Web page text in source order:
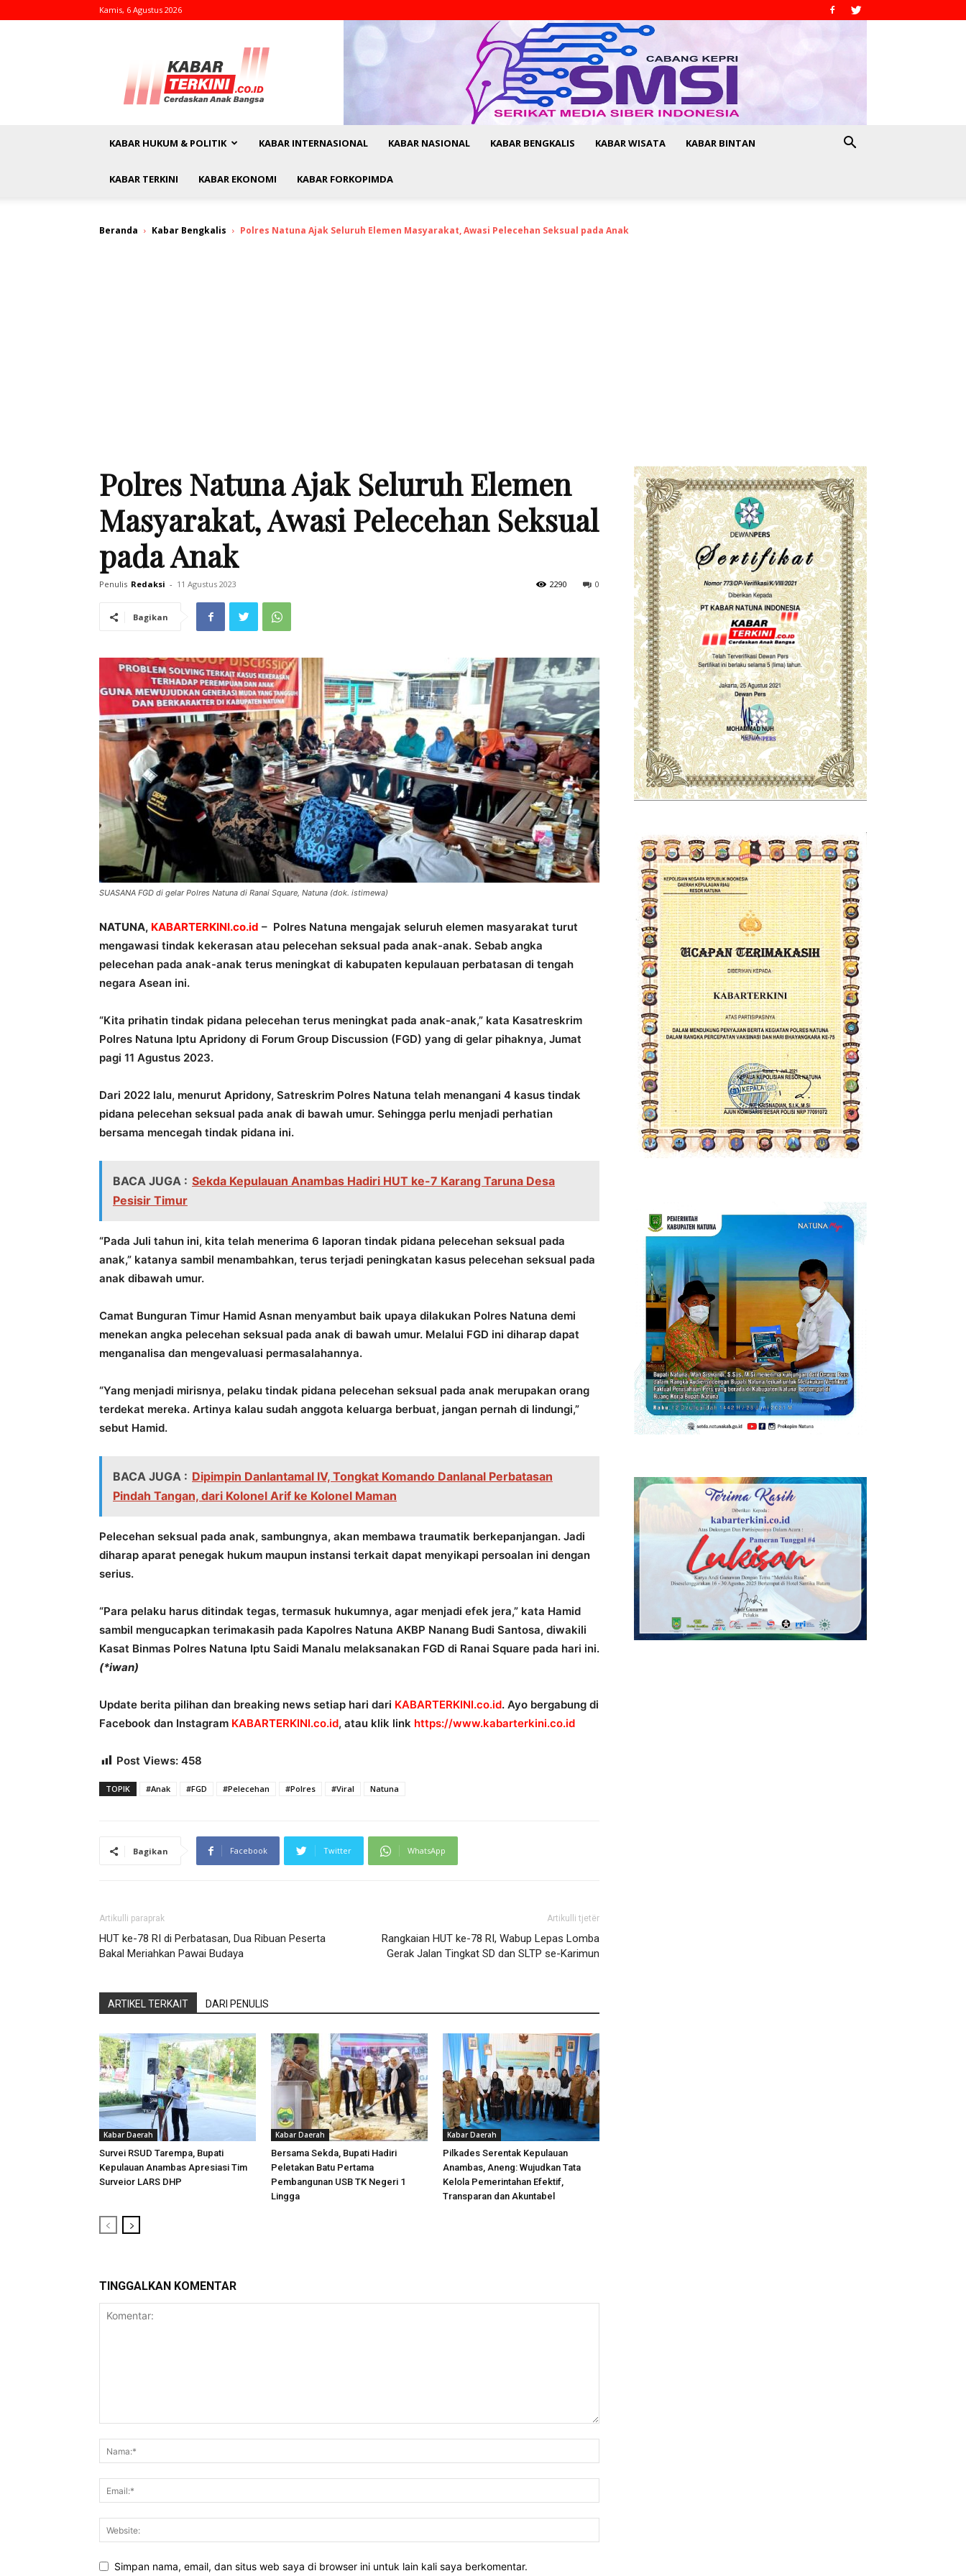
Kamis, 6 Agustus 2026
kabarterkini.co.id
KABAR HUKUM & POLITIK KABAR INTERNASIONAL KABAR NASIONAL KABAR BENGKALIS KABAR WISATA KABAR BINTAN
KABAR TERKINI KABAR EKONOMI KABAR FORKOPIMDA
Beranda Kabar Bengkalis Polres Natuna Ajak Seluruh Elemen Masyarakat, Awasi Pelecehan Seksual pada Anak
Polres Natuna Ajak Seluruh Elemen
Masyarakat, Awasi Pelecehan Seksual
pada Anak
Penulis Redaksi - 11 Agustus 2023 0
2290
Bagikan
SUASANA FGD di gelar Polres Natuna di Ranai Square, Natuna (dok. istimewa)
NATUNA, KABARTERKINI.co.id – Polres Natuna mengajak seluruh elemen masyarakat turut
mengawasi tindak kekerasan atau pelecehan seksual pada anak-anak. Sebab angka
pelecehan pada anak-anak terus meningkat di kabupaten kepulauan perbatasan di tengah
negara Asean ini.
“Kita prihatin tindak pidana pelecehan terus meningkat pada anak-anak,” kata Kasatreskrim
Polres Natuna Iptu Apridony di Forum Group Discussion (FGD) yang di gelar pihaknya, Jumat
pagi 11 Agustus 2023.
Dari 2022 lalu, menurut Apridony, Satreskrim Polres Natuna telah menangani 4 kasus tindak
pidana pelecehan seksual pada anak di bawah umur. Sehingga perlu menjadi perhatian
bersama mencegah tindak pidana ini.
BACA JUGA : Sekda Kepulauan Anambas Hadiri HUT ke-7 Karang Taruna Desa
Pesisir Timur
“Pada Juli tahun ini, kita telah menerima 6 laporan tindak pidana pelecehan seksual pada
anak,” katanya sambil menambahkan, terus terjadi peningkatan kasus pelecehan seksual pada
anak dibawah umur.
Camat Bunguran Timur Hamid Asnan menyambut baik upaya dilakukan Polres Natuna demi
menekan angka pelecehan seksual pada anak di bawah umur. Melalui FGD ini diharap dapat
menganalisa dan mengevaluasi permasalahannya.
“Yang menjadi mirisnya, pelaku tindak pidana pelecehan seksual pada anak merupakan orang
terdekat mereka. Artinya kalau sudah anggota keluarga berbuat, jangan pernah di lindungi,”
sebut Hamid.
BACA JUGA : Dipimpin Danlantamal IV, Tongkat Komando Danlanal Perbatasan
Pindah Tangan, dari Kolonel Arif ke Kolonel Maman
Pelecehan seksual pada anak, sambungnya, akan membawa traumatik berkepanjangan. Jadi
diharap aparat penegak hukum maupun instansi terkait dapat menyikapi persoalan ini dengan
serius.
“Para pelaku harus ditindak tegas, termasuk hukumnya, agar menjadi efek jera,” kata Hamid
sambil mengucapkan terimakasih pada Kapolres Natuna AKBP Nanang Budi Santosa, diwakili
Kasat Binmas Polres Natuna Iptu Saidi Manalu melaksanakan FGD di Ranai Square pada hari ini.
(*iwan)
Update berita pilihan dan breaking news setiap hari dari KABARTERKINI.co.id. Ayo bergabung di
Facebook dan Instagram KABARTERKINI.co.id, atau klik link https://www.kabarterkini.co.id
Post Views: 458
TOPIK #Anak #FGD #Pelecehan #Polres #Viral Natuna
Bagikan Facebook Twitter WhatsApp
Artikulli paraprak
HUT ke-78 RI di Perbatasan, Dua Ribuan Peserta
Bakal Meriahkan Pawai Budaya
Artikulli tjetër
Rangkaian HUT ke-78 RI, Wabup Lepas Lomba
Gerak Jalan Tingkat SD dan SLTP se-Karimun
ARTIKEL TERKAIT DARI PENULIS
Kabar Daerah
Survei RSUD Tarempa, Bupati
Kepulauan Anambas Apresiasi Tim
Surveior LARS DHP
Kabar Daerah
Bersama Sekda, Bupati Hadiri
Peletakan Batu Pertama
Pembangunan USB TK Negeri 1
Lingga
Kabar Daerah
Pilkades Serentak Kepulauan
Anambas, Aneng: Wujudkan Tata
Kelola Pemerintahan Efektif,
Transparan dan Akuntabel
TINGGALKAN KOMENTAR
Simpan nama, email, dan situs web saya di browser ini untuk lain kali saya berkomentar.